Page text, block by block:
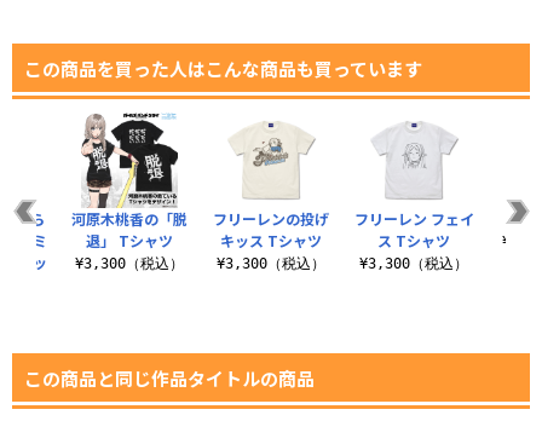
この商品を買った人はこんな商品も買っています
フリーレンの投げ
キッス Tシャツ
¥3,300（税込）
フリーレン フェイ
ス Tシャツ
¥3,300（税込）
アウ
べら
ン ミ
セッ
河原木桃香の「脱
退」 Tシャツ
¥3,300（税込）
この商品と同じ作品タイトルの商品